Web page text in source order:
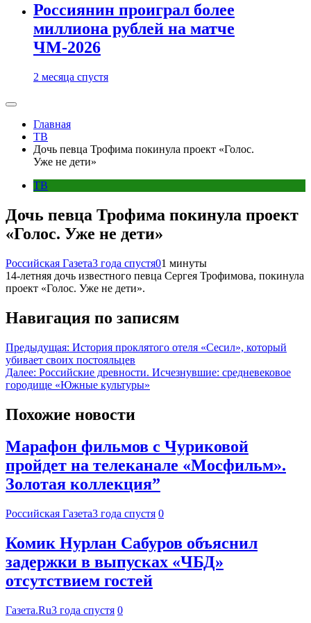
Россиянин проиграл более
миллиона рублей на матче
ЧМ-2026
2 месяца спустя
Главная
ТВ
Дочь певца Трофима покинула проект «Голос.
Уже не дети»
ТВ
Дочь певца Трофима покинула проект
«Голос. Уже не дети»
Российская Газета3 года спустя01 минуты
14-летняя дочь известного певца Сергея Трофимова, покинула
проект «Голос. Уже не дети».
Навигация по записям
Предыдущая: История проклятого отеля «Сесил», который
убивает своих постояльцев
Далее: Российские древности. Исчезнувшие: средневековое
городище «Южные культуры»
Похожие новости
Марафон фильмов с Чуриковой
пройдет на телеканале «Мосфильм».
Золотая коллекция”
Российская Газета3 года спустя 0
Комик Нурлан Сабуров объяснил
задержки в выпусках «ЧБД»
отсутствием гостей
Газета.Ru3 года спустя 0